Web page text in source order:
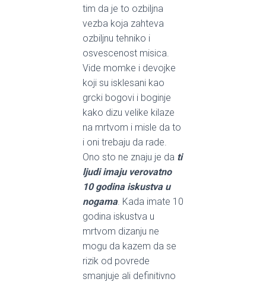
tim da je to ozbiljna
vezba koja zahteva
ozbiljnu tehniko i
osvescenost misica.
Vide momke i devojke
koji su isklesani kao
grcki bogovi i boginje
kako dizu velike kilaze
na mrtvom i misle da to
i oni trebaju da rade.
Ono sto ne znaju je da ti
ljudi imaju verovatno
10 godina iskustva u
nogama. Kada imate 10
godina iskustva u
mrtvom dizanju ne
mogu da kazem da se
rizik od povrede
smanjuje ali definitivno